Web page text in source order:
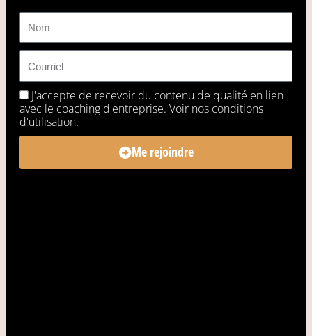
J'accepte de recevoir du contenu de qualité en lien
avec le coaching d'entreprise. Voir nos conditions
d'utilisation.
Me rejoindre